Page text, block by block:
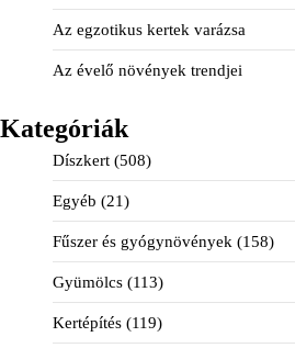
Az egzotikus kertek varázsa
Az évelő növények trendjei
Kategóriák
Díszkert (508)
Egyéb (21)
Fűszer és gyógynövények (158)
Gyümölcs (113)
Kertépítés (119)